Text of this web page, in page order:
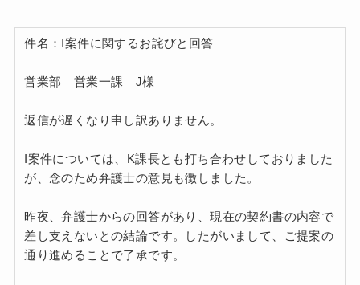
件名：I案件に関するお詫びと回答
営業部 営業一課 J様
返信が遅くなり申し訳ありません。
I案件については、K課長とも打ち合わせしておりました
が、念のため弁護士の意見も徴しました。
昨夜、弁護士からの回答があり、現在の契約書の内容で
差し支えないとの結論です。したがいまして、ご提案の
通り進めることで了承です。